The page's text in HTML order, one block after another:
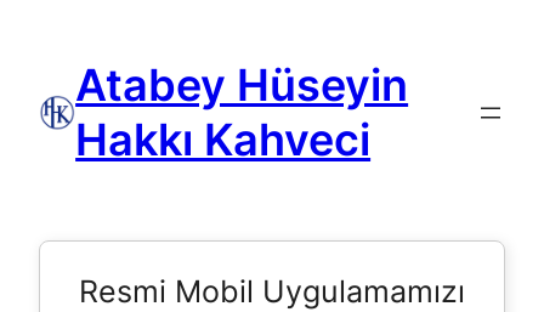
Atabey Hüseyin
Hakkı Kahveci
Resmi Mobil Uygulamamızı